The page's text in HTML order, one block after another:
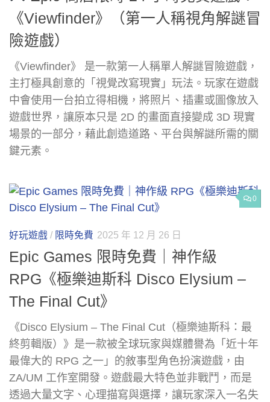
《Viewfinder》（第一人稱視角解謎冒
險遊戲）
《Viewfinder》 是一款第一人稱單人解謎冒險遊戲，
主打極具創意的「視覺改寫現實」玩法。玩家在遊戲
中會使用一台拍立得相機，將照片、插畫或圖像放入
遊戲世界，讓原本只是 2D 的畫面直接變成 3D 現實
場景的一部分，藉此創造道路、平台與解謎所需的關
鍵元素。
0
好玩遊戲 / 限時免費 2025 年 12 月 26 日
Epic Games 限時免費｜神作級
RPG《極樂迪斯科 Disco Elysium –
The Final Cut》
《Disco Elysium – The Final Cut（極樂迪斯科：最
終剪輯版）》是一款被全球玩家與媒體譽為「近十年
最偉大的 RPG 之一」的敘事型角色扮演遊戲，由
ZA/UM 工作室開發。遊戲最大特色並非戰鬥，而是
透過大量文字、心理描寫與選擇，讓玩家深入一名失